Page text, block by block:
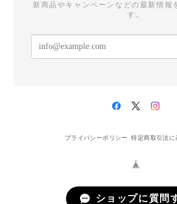
新商品やキャンペーンなどの最新情報
す。
プライバシーポリシー 特定商取引法に
ショップに質問